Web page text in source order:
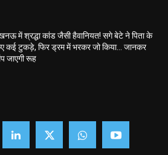
में श्रद्धा कांड जैसी हैवानियत! सगे बेटे ने पिता के
कई टुकड़े, फिर ड्रम में भरकर जो किया… जानकर
जाएगी रूह